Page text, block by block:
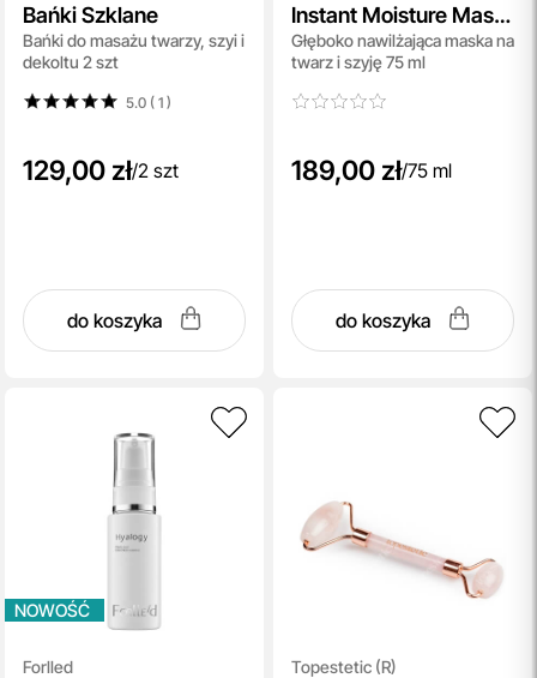
Bańki Szklane
Bańki do masażu twarzy, szyi i
dekoltu 2 szt
5.0 ( 1)
129,00 zł/2 szt
do koszyka
Instant Moisture Mask
NEW
Głęboko nawilżająca maska na
twarz i szyję 75 ml
189,00 zł/75 ml
do koszyka
NOWOŚĆ
Forlled Topestetic (R)